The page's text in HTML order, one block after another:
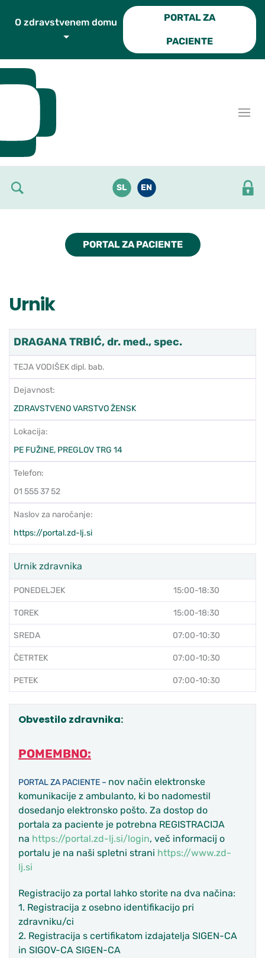
PORTAL ZA
PACIENTE
SL EN
PORTAL ZA PACIENTE
Urnik
DRAGANA TRBIĆ, dr. med., spec.
TEJA VODIŠEK dipl. bab.
Dejavnost:
ZDRAVSTVENO VARSTVO ŽENSK
Lokacija:
PE FUŽINE, PREGLOV TRG 14
Telefon:
01 555 37 52
Naslov za naročanje:
https://portal.zd-lj.si
Urnik zdravnika
PONEDELJEK 15:00-18:30
TOREK 15:00-18:30
SREDA 07:00-10:30
ČETRTEK 07:00-10:30
PETEK 07:00-10:30
Obvestilo zdravnika:
POMEMBNO:
PORTAL ZA PACIENTE – nov način elektronske
komunikacije z ambulanto, ki bo nadomestil
dosedanjo elektronsko pošto. Za dostop do
portala za paciente je potrebna REGISTRACIJA
na https://portal.zd-lj.si/login, več informacij o
portalu je na naši spletni strani https://www.zd-
lj.si
Registracijo za portal lahko storite na dva načina:
1. Registracija z osebno identifikacijo pri
zdravniku/ci
2. Registracija s certifikatom izdajatelja SIGEN-CA
in SIGOV-CA SIGEN-CA